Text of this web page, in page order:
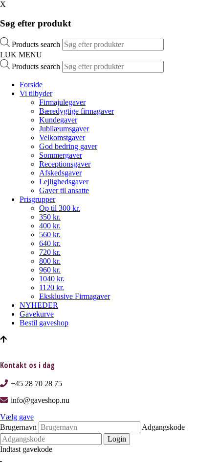
X
Søg efter produkt
Products search
LUK MENU
Products search
Forside
Vi tilbyder
Firmajulegaver
Bæredygtige firmagaver
Kundegaver
Jubilæumsgaver
Velkomstgaver
God bedring gaver
Sommergaver
Receptionsgaver
Afskedsgaver
Lejlighedsgaver
Gaver til ansatte
Prisgrupper
Op til 300 kr.
350 kr.
400 kr.
560 kr.
640 kr.
720 kr.
800 kr.
960 kr.
1040 kr.
1120 kr.
Eksklusive Firmagaver
NYHEDER
Gavekurve
Bestil gaveshop
Kontakt os i dag
+45 28 70 28 75
info@gaveshop.nu
Vælg gave
Brugernavn
Adgangskode
Login
Indtast gavekode